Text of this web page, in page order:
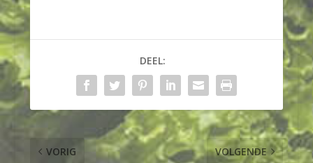
DEEL:
VORIG VOLGENDE